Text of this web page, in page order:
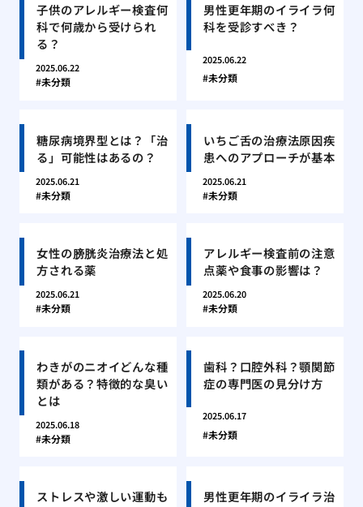
子供のアレルギー検査何
科で何歳から受けられ
る？
2025.06.22
未分類
男性更年期のイライラ何
科を受診すべき？
2025.06.22
未分類
糖尿病境界型とは？「治
る」可能性はあるの？
2025.06.21
未分類
いちご舌の治療法原因疾
患へのアプローチが基本
2025.06.21
未分類
女性の膀胱炎治療法と処
方される薬
2025.06.21
未分類
アレルギー検査前の注意
点薬や食事の影響は？
2025.06.20
未分類
わきがのニオイどんな種
類がある？特徴的な臭い
とは
2025.06.18
未分類
歯科？口腔外科？顎関節
症の専門医の見分け方
2025.06.17
未分類
ストレスや激しい運動も
男性更年期のイライラ治